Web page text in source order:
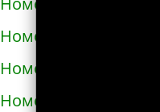
Номера телефонов
Номера телефонов
Номера телефонов